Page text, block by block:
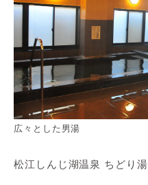
広々とした男湯
松江しんじ湖温泉 ちどり湯